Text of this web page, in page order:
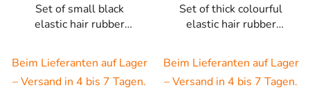
Set of small black
elastic hair rubber
Beim Lieferanten auf Lager
– Versand in 4 bis 7 Tagen.
Set of thick colourful
elastic hair rubber
Beim Lieferanten auf Lager
– Versand in 4 bis 7 Tagen.